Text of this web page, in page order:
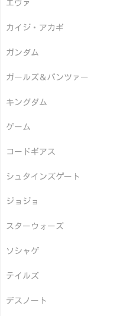
エヴァ
カイジ・アカギ
ガンダム
ガールズ＆パンツァー
キングダム
ゲーム
コードギアス
シュタインズゲート
ジョジョ
スターウォーズ
ソシャゲ
テイルズ
デスノート